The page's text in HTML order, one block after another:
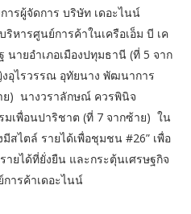
ารผู้จัดการ บริษัท เดอะไนน์
หารศูนย์การค้าในเครือเอ็ม บี เค
นายอำเภอเมืองปทุมธานี (ที่ 5 จาก
อุไรวรรณ อุทัยนาง พัฒนาการ
ย) นางวราลักษณ์ ควรพินิจ
เพื่อนปาริชาต (ที่ 7 จากซ้าย) ใน
สไตล์ รายได้เพื่อชุมชน #26” เพื่อ
ยได้ที่ยั่งยืน และกระตุ้นเศรษฐกิจ
ารค้าเดอะไนน์